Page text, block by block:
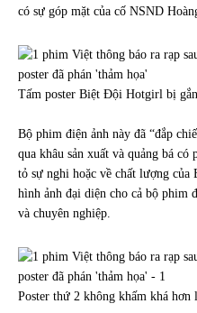
có sự góp mặt của cố NSND
Tấm poster Biệt Đội Hotgirl bị gắn
Bộ phim điện ảnh này đã “đắp
qua khâu sản xuất và quảng bá
tỏ sự nghi hoặc về chất lượng
hình ảnh đại diện cho cả bộ phim
và chuyên nghiệp.
Poster thứ 2 không khấm khá hơn